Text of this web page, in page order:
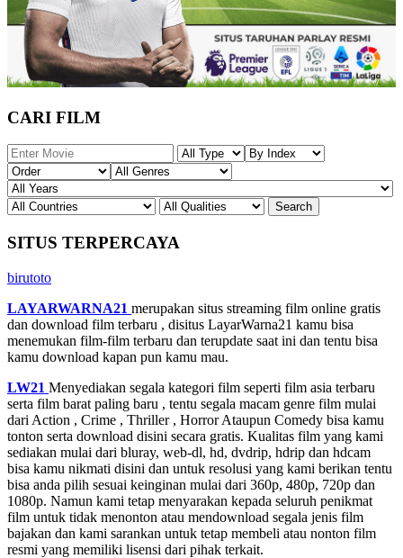
CARI FILM
SITUS TERPERCAYA
birutoto
LAYARWARNA21 merupakan situs streaming film online gratis
dan download film terbaru , disitus LayarWarna21 kamu bisa
menemukan film-film terbaru dan terupdate saat ini dan tentu bisa
kamu download kapan pun kamu mau.
LW21 Menyediakan segala kategori film seperti film asia terbaru
serta film barat paling baru , tentu segala macam genre film mulai
dari Action , Crime , Thriller , Horror Ataupun Comedy bisa kamu
tonton serta download disini secara gratis. Kualitas film yang kami
sediakan mulai dari bluray, web-dl, hd, dvdrip, hdrip dan hdcam
bisa kamu nikmati disini dan untuk resolusi yang kami berikan tentu
bisa anda pilih sesuai keinginan mulai dari 360p, 480p, 720p dan
1080p. Namun kami tetap menyarakan kepada seluruh penikmat
film untuk tidak menonton atau mendownload segala jenis film
bajakan dan kami sarankan untuk tetap membeli atau nonton film
resmi yang memiliki lisensi dari pihak terkait.